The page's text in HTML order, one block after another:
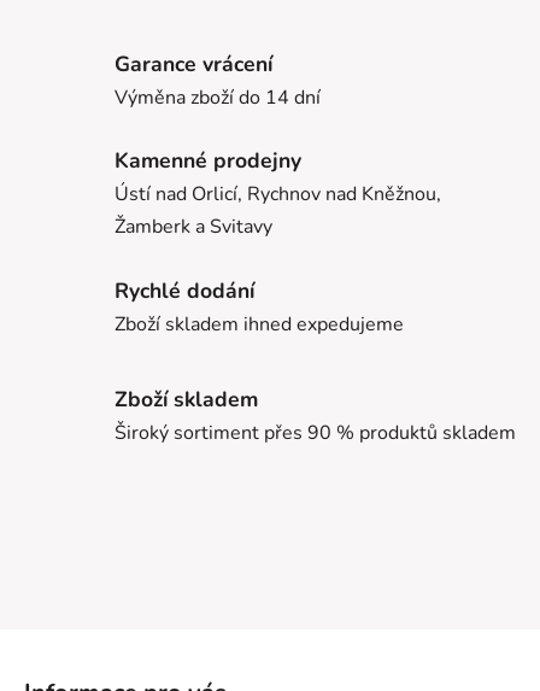
Garance vrácení
Výměna zboží do 14 dní
Kamenné prodejny
Ústí nad Orlicí, Rychnov nad Kněžnou,
Žamberk a Svitavy
Rychlé dodání
Zboží skladem ihned expedujeme
Zboží skladem
Široký sortiment přes 90 % produktů skladem